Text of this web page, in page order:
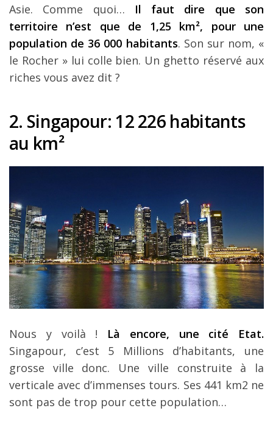
Asie. Comme quoi… Il faut dire que son
territoire n’est que de 1,25 km², pour une
population de 36 000 habitants. Son sur nom, «
le Rocher » lui colle bien. Un ghetto réservé aux
riches vous avez dit ?
2. Singapour: 12 226 habitants
au km²
Nous y voilà ! Là encore, une cité Etat.
Singapour, c’est 5 Millions d’habitants, une
grosse ville donc. Une ville construite à la
verticale avec d’immenses tours. Ses 441 km2 ne
sont pas de trop pour cette population…